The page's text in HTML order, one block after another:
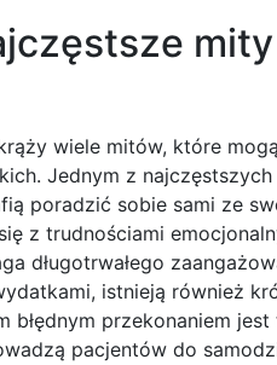
wiele mitów, które
Jednym z
poradzić sobie sami ze
z trudnościami
długotrwałego
istnieją również
błędnym przekonaniem
pacjentów do